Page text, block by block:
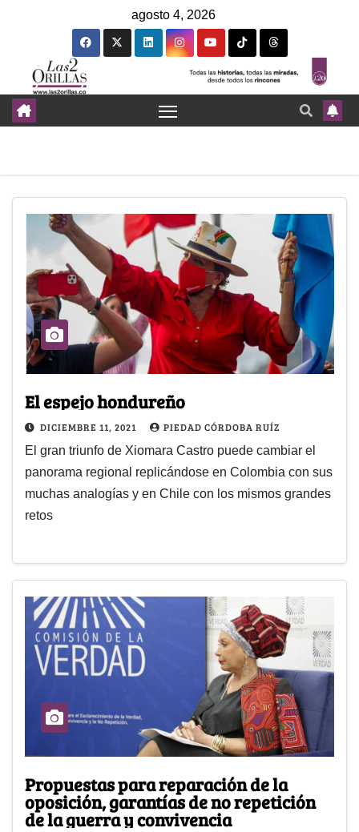
agosto 4, 2026
El espejo hondureño
DICIEMBRE 11, 2021 PIEDAD CÓRDOBA RUÍZ
El gran triunfo de Xiomara Castro puede cambiar el
panorama regional replicándose en Colombia con sus
muchas analogías y en Chile con los mismos grandes
retos
Propuestas para reparación de la
oposición, garantías de no repetición
de la guerra y convivencia